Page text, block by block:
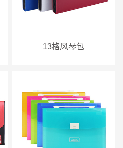
13格风琴包